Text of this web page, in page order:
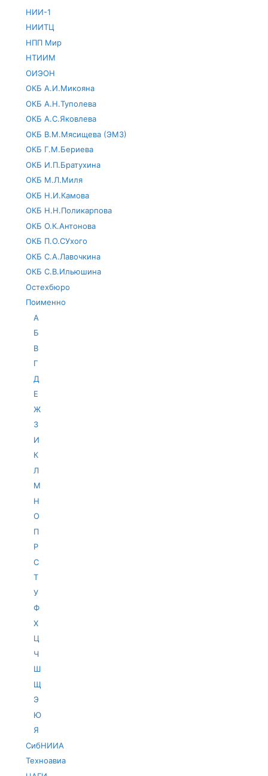
НИИ-1
НИИТЦ
НПП Мир
НТИИМ
ОИЭОН
ОКБ А.И.Микояна
ОКБ А.Н.Туполева
ОКБ А.С.Яковлева
ОКБ В.М.Мясищева (ЭМЗ)
ОКБ Г.М.Бериева
ОКБ И.П.Братухина
ОКБ М.Л.Миля
ОКБ Н.И.Камова
ОКБ Н.Н.Поликарпова
ОКБ О.К.Антонова
ОКБ П.О.СУхого
ОКБ С.А.Лавочкина
ОКБ С.В.Ильюшина
Остехбюро
Поименно
А
Б
В
Г
Д
Е
Ж
З
И
К
Л
М
Н
О
П
Р
С
Т
У
Ф
Х
Ц
Ч
Ш
Щ
Э
Ю
Я
СибНИИА
Техноавиа